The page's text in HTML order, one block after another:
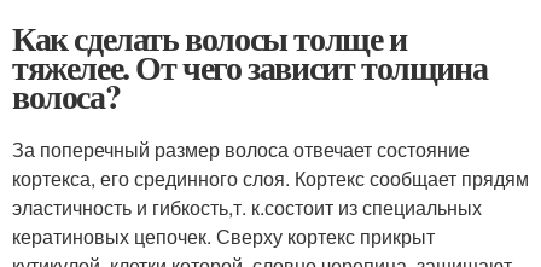
Как сделать волосы толще и
тяжелее. От чего зависит толщина
волоса?
За поперечный размер волоса отвечает состояние
кортекса, его срединного слоя. Кортекс сообщает прядям
эластичность и гибкость,т. к.состоит из специальных
кератиновых цепочек. Сверху кортекс прикрыт